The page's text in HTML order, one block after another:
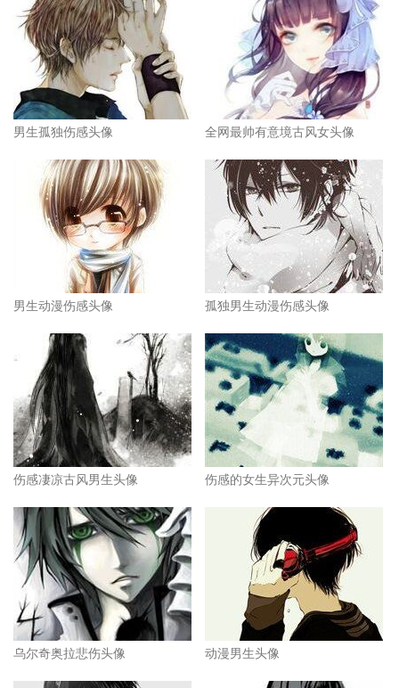
男生孤独伤感头像 全网最帅有意境古风女头像
男生动漫伤感头像 孤独男生动漫伤感头像
伤感凄凉古风男生头像 伤感的女生异次元头像
乌尔奇奥拉悲伤头像 动漫男生头像